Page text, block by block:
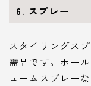
6. スプレー
スタイリングス
需品です。ホー
ュームスプレー